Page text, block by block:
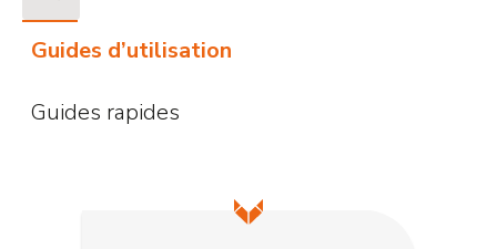
for:
Guides d’utilisation
Guides rapides